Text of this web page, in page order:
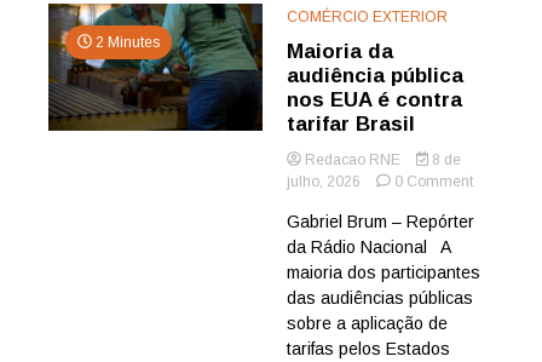
2 Minutes
COMÉRCIO EXTERIOR
Maioria da
audiência pública
nos EUA é contra
tarifar Brasil
Redacao RNE
8 de
julho, 2026
0 Commenton
da
pública
Gabriel Brum – Repórter
da Rádio Nacional A
maioria dos participantes
das audiências públicas
sobre a aplicação de
tarifas pelos Estados